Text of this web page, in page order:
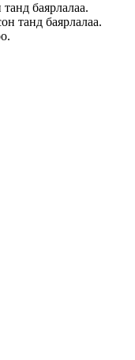
баярлалаа.
танд баярлалаа.